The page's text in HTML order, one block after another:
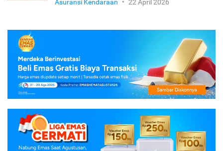
Asuransi Kendaraan • 22 April 2026